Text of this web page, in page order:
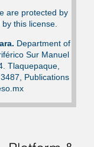
are protected by
this license.
Department of
Sur Manuel
Tlaquepaque,
Publications